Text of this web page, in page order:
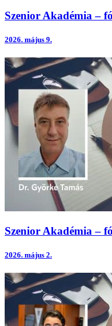
Szenior Akadémia –
2026. május 9.
Szenior Akadémia –
2026. május 2.